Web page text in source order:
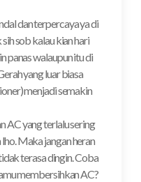
dan terpercaya ya di
sob kalau kian hari
panas walaupun itu di
yang luar biasa
menjadi semakin
AC yang terlalu sering
Maka jangan heran
terasa dingin. Coba
membersihkan AC?